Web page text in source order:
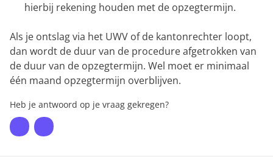
hierbij rekening houden met de opzegtermijn.
Als je ontslag via het UWV of de kantonrechter loopt,
dan wordt de duur van de procedure afgetrokken van
de duur van de opzegtermijn. Wel moet er minimaal
één maand opzegtermijn overblijven.
Heb je antwoord op je vraag gekregen?